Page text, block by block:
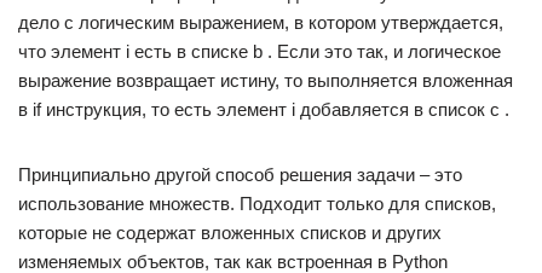
дело с логическим выражением, в котором утверждается,
что элемент i есть в списке b . Если это так, и логическое
выражение возвращает истину, то выполняется вложенная
в if инструкция, то есть элемент i добавляется в список c .
Принципиально другой способ решения задачи – это
использование множеств. Подходит только для списков,
которые не содержат вложенных списков и других
изменяемых объектов, так как встроенная в Python